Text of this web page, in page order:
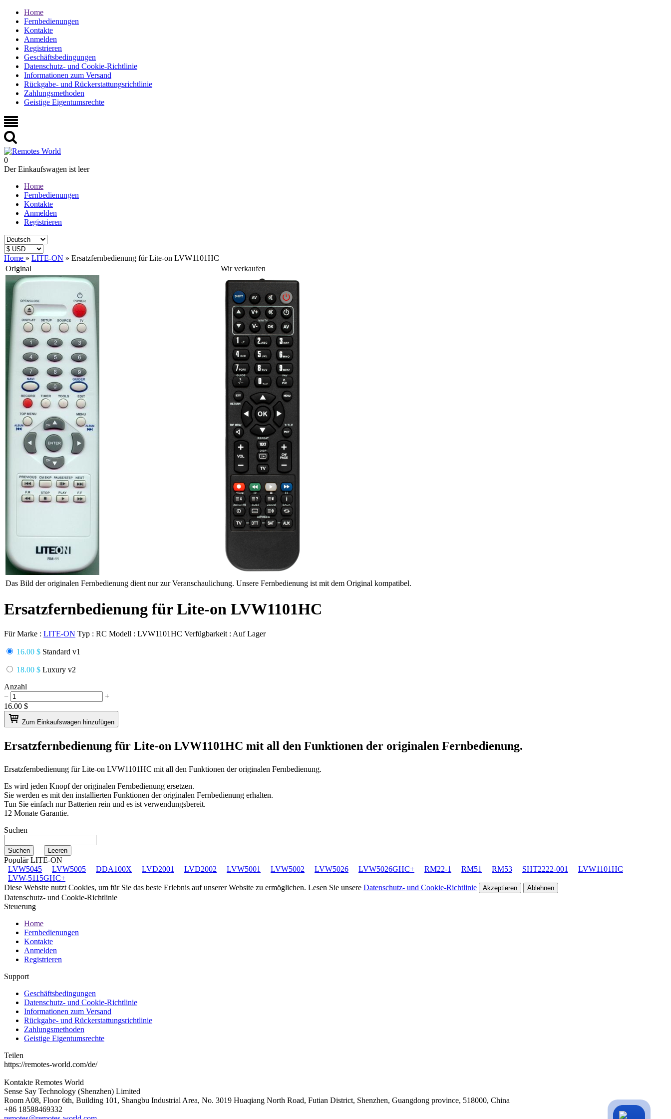
Home
Fernbedienungen
Kontakte
Anmelden
Registrieren
Geschäftsbedingungen
Datenschutz- und Cookie-Richtlinie
Informationen zum Versand
Rückgabe- und Rückerstattungsrichtlinie
Zahlungsmethoden
Geistige Eigentumsrechte
0
Der Einkaufswagen ist leer
Home
Fernbedienungen
Kontakte
Anmelden
Registrieren
Home » LITE-ON » Ersatzfernbedienung für Lite-on LVW1101HC
Original
Wir verkaufen
Das Bild der originalen Fernbedienung dient nur zur Veranschaulichung. Unsere Fernbedienung ist mit dem Original kompatibel.
Ersatzfernbedienung für Lite-on LVW1101HC
Für Marke : LITE-ON Typ : RC Modell : LVW1101HC Verfügbarkeit : Auf Lager
16.00 $ Standard v1
18.00 $ Luxury v2
Anzahl
−
+
16.00 $
Zum Einkaufswagen hinzufügen
Ersatzfernbedienung für Lite-on LVW1101HC mit all den Funktionen der originalen Fernbedienung.
Ersatzfernbedienung fürLite-on LVW1101HC mit all den Funktionen der originalen Fernbedienung.
Es wird jeden Knopf der originalen Fernbedienung ersetzen.
Sie werden es mit den installierten Funktionen der originalen Fernbedienung erhalten.
Tun Sie einfach nur Batterien rein und es ist verwendungsbereit.
12 Monate Garantie.
Suchen
Populär LITE-ON
LVW5045
LVW5005 DDA100X LVD2001 LVD2002 LVW5001 LVW5002 LVW5026 LVW5026GHC+ RM22-1 RM51 RM53 SHT2222-001
LVW1101HC
LVW-5115GHC+
Diese Website nutzt Cookies, um für Sie das beste Erlebnis auf unserer Website zu ermöglichen. Lesen Sie unsere Datenschutz- und Cookie-Richtlinie Akzeptieren Ablehnen
Datenschutz- und Cookie-Richtlinie
Steuerung
Home
Fernbedienungen
Kontakte
Anmelden
Registrieren
Support
Geschäftsbedingungen
Datenschutz- und Cookie-Richtlinie
Informationen zum Versand
Rückgabe- und Rückerstattungsrichtlinie
Zahlungsmethoden
Geistige Eigentumsrechte
Teilen
https://remotes-world.com/de/
Kontakte Remotes World
Sense Say Technology (Shenzhen) Limited
Room A08, Floor 6th, Building 101, Shangbu Industrial Area, No. 3019 Huaqiang North Road, Futian District, Shenzhen, Guangdong province, 518000, China
+86 18588469332